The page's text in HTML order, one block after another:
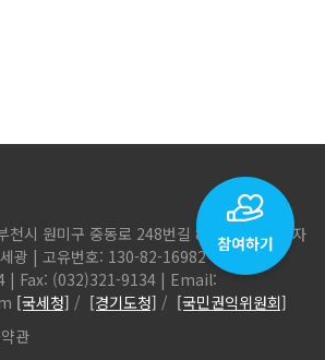
천시 원미구 중동로 248번길 86, 현해탑프라자
광 | 고유번호: 130-82-16982
| Fax: (032)321-9134 | Email:
[국세청] / [경기도청] / [국민권익위원회]
관